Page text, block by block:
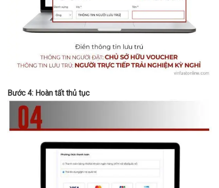
Bước 4: Hoàn tất thủ tục